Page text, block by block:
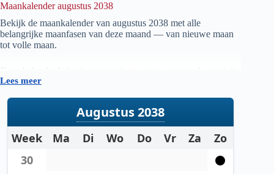
Maankalender augustus 2038
Bekijk de maankalender van augustus 2038 met alle
belangrijke maanfasen van deze maand — van nieuwe maan
tot volle maan.
Deze kalender helpt je om precies te zien wanneer de maan in
welke fase staat, handig voor iedereen die geïnteresseerd is in
weten wanneer de volgende volle maan zichtbaar is.
De gegevens worden automatisch bijgewerkt en zijn
gebaseerd op betrouwbare astronomische berekeningen. Zo
maand.
Lees meer
Augustus 2038
Week Ma Di Wo Do Vr Za
Zo
30